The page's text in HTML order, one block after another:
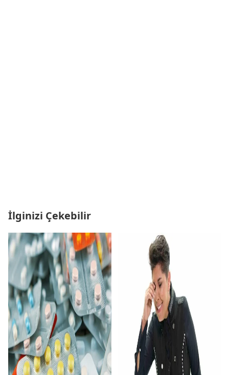
İlginizi Çekebilir